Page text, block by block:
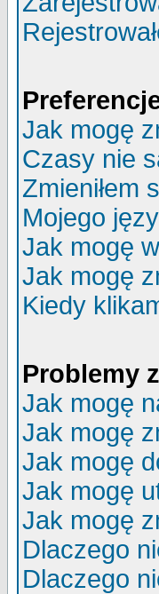
Jak mogę
Czasy nie
Zmieniłem
Mojego
Jak mogę
Jak mogę
Kiedy
Problemy
Jak mogę
Jak mogę
Jak mogę
Jak mogę
Jak mogę
Dlaczego
Dlaczego